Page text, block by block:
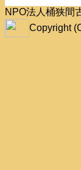
NPO法人桶狭
Copyright